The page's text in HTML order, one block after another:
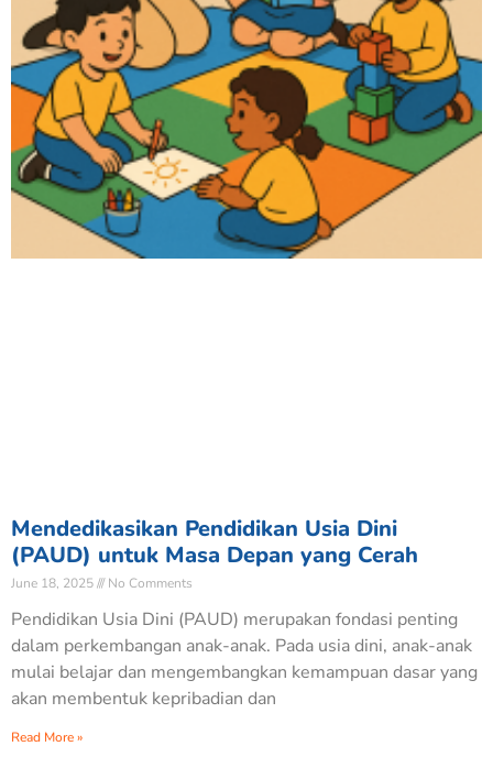
Mendedikasikan Pendidikan Usia Dini
(PAUD) untuk Masa Depan yang Cerah
June 18, 2025 No Comments
Pendidikan Usia Dini (PAUD) merupakan fondasi penting
dalam perkembangan anak-anak. Pada usia dini, anak-anak
mulai belajar dan mengembangkan kemampuan dasar yang
akan membentuk kepribadian dan
Read More »